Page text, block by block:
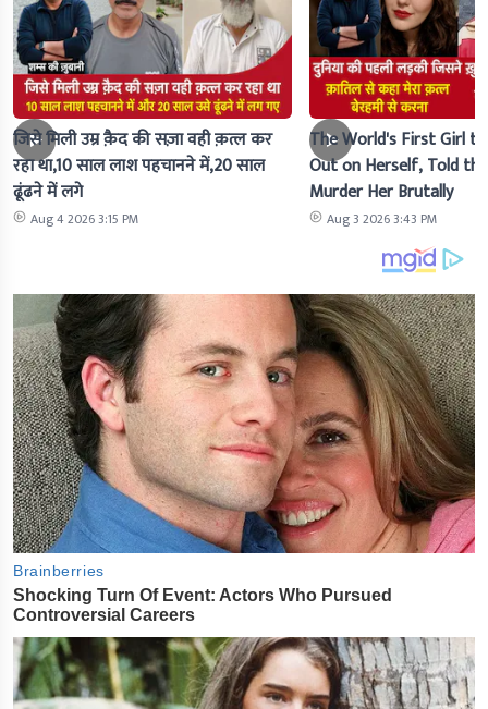
जिसे मिली उम्र क़ैद की सज़ा वही क़त्ल कर
रहा था,10 साल लाश पहचानने में,20 साल
ढूंढने में लगे
Aug 4 2026 3:15 PM
The World's First Girl
Out on Herself, Told
Murder Her Brutally
Aug 3 2026 3:43 PM